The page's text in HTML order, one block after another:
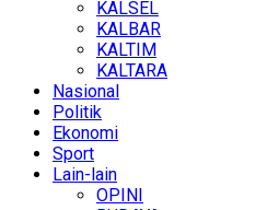
KALSEL
KALBAR
KALTIM
KALTARA
Nasional
Politik
Ekonomi
Sport
Lain-lain
OPINI